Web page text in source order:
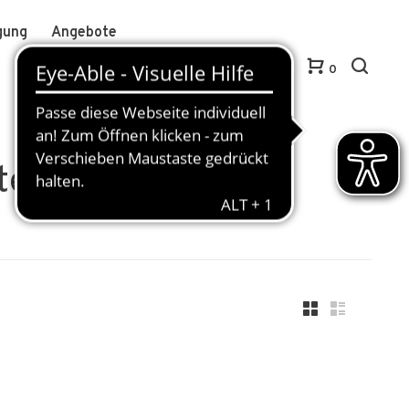
Angebote
Anmelden / Kundenkonto anlegen
0